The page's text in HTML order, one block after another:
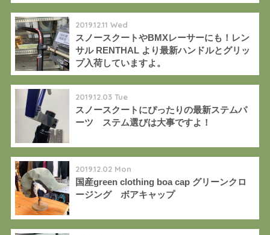
2019.12.11 Wed
スノースクートやBMXレーサーにも！レン
サル RENTHAL より最新ハンドルとグリッ
プ入荷していますよ。
2019.12.03 Tue
スノースクートにぴったりの最新ステムパ
ーツ ステム選びは大事ですよ！
2019.12.02 Mon
国産green clothing boa cap グリーンクロ
ージング ボアキャップ